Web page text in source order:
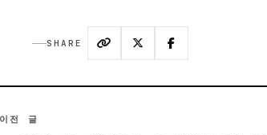
SHARE
이전 글